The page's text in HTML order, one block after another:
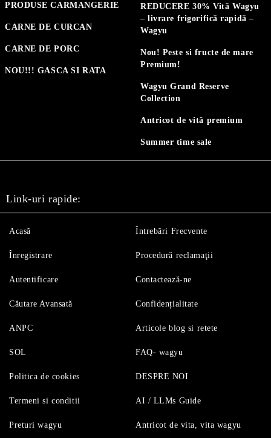
PRODUSE CARMANGERIE
CARNE DE CURCAN
CARNE DE PORC
NOU!!! GASCA SI RATA
REDUCERE 30% Vită Wagyu
– livrare frigorifică rapidă –
Wagyu
Nou! Peste si fructe de mare
Premium!
Wagyu Grand Reserve
Collection
Antricot de vită premium
Summer time sale
Link-uri rapide:
Acasă
Înregistrare
Autentificare
Căutare Avansată
Întrebări Frecvente
Procedură reclamaţii
Contactează-ne
Confidențialitate
ANPC
SOL
Politica de cookies
Termeni si conditii
Articole blog si retete
FAQ- wagyu
DESPRE NOI
AI / LLMs Guide
Preturi wagyu Antricot de vita, vita wagyu